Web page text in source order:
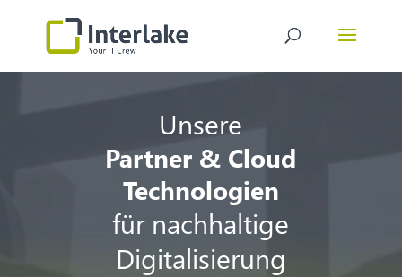
Unsere
Partner & Cloud
Technologien
für nachhaltige
Digitalisierung